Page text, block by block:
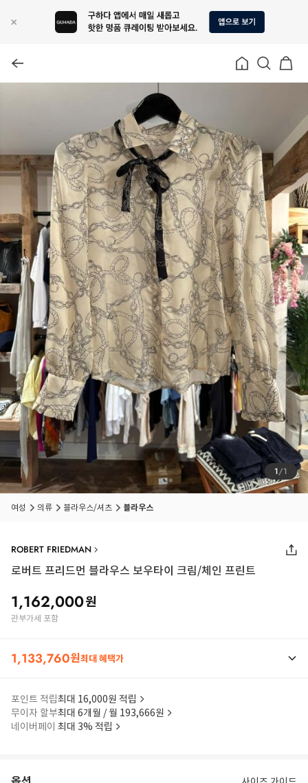
1/1
여성 의류 블라우스/셔츠 블라우스
ROBERT FRIEDMAN
로버트 프리드먼 블라우스 보우타이 크림/체인 프린트
1,162,000원
관부가세 포함
1,133,760원최대 혜택가
포인트 적립최대 16,000원 적립
무이자 할부최대 6개월 / 월 193,666원
네이버페이 최대 3% 적립